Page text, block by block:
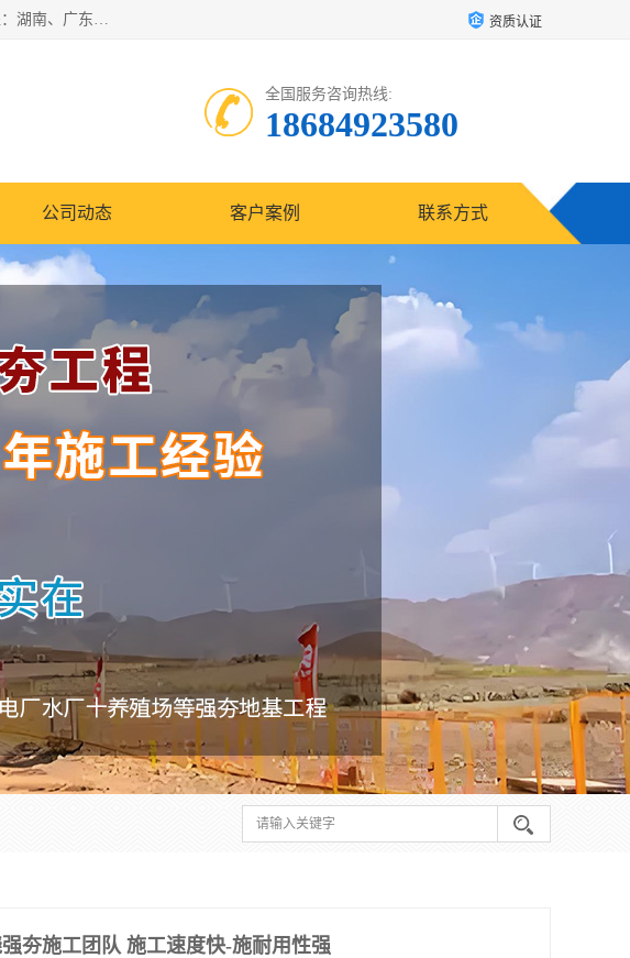
湖南业峻强夯基础工程有限公司是一家专业从事湖南强夯基础工程、强夯机租赁，地基处理的施工单位。业务覆盖：湖南、广东，江西等地。可承接1000KN.m-25000KN.m强夯（置换）工程。公司创始人是国内较早期从事强夯施工的建设者，经过多年的一步一个脚印的发展，在行业内具有较高的度和良好的口碑。 资质认证
全国服务咨询热线:
18684923580
公司动态 客户案例 联系方式
夯施工团队 施工速度快-施耐用性强